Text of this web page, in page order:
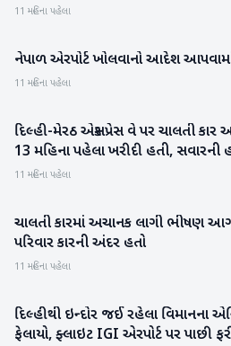
11 મહિના પહેલા
આંતરરાષ્ટ્રીય
નેપાળ એરપોર્ટ ખોલવાનો આદેશ
11 મહિના પહેલા
રાષ્ટ્રીય
દિલ્હી-મેરઠ એક્સપ્રેસ વે પર ચાલતી
13 મહિના પહેલા ખરીદી હતી,
11 મહિના પહેલા
રાષ્ટ્રીય
ચાલતી કારમાં અચાનક લાગી ભીષણ
પરિવાર કારની અંદર હતો
11 મહિના પહેલા
રાષ્ટ્રીય
દિલ્હીથી ઇન્દોર જઈ રહેલા વિમાનના
ફેલાયો, ફ્લાઇટ IGI એરપોર્ટ પર પાછી